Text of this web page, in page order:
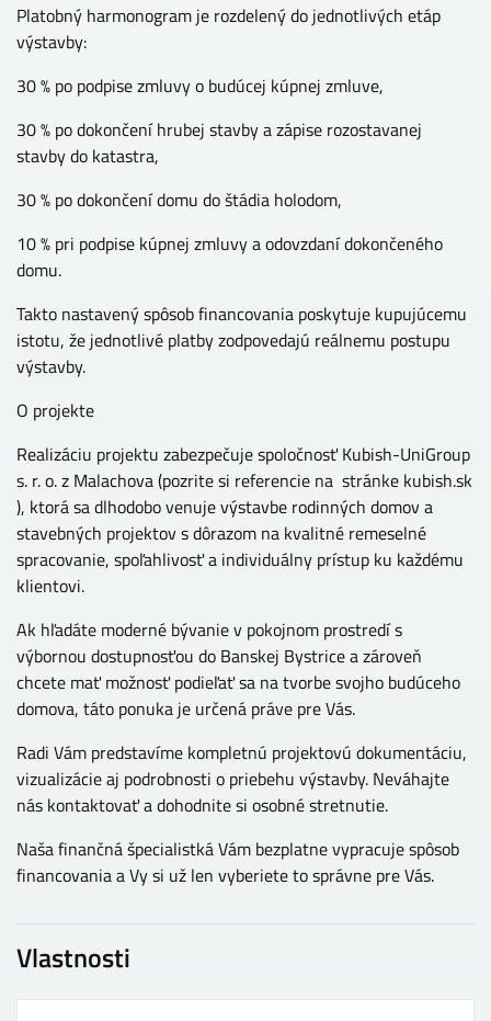
Platobný harmonogram je rozdelený do jednotlivých etáp
výstavby:
30 % po podpise zmluvy o budúcej kúpnej zmluve,
30 % po dokončení hrubej stavby a zápise rozostavanej
stavby do katastra,
30 % po dokončení domu do štádia holodom,
10 % pri podpise kúpnej zmluvy a odovzdaní dokončeného
domu.
Takto nastavený spôsob financovania poskytuje kupujúcemu
istotu, že jednotlivé platby zodpovedajú reálnemu postupu
výstavby.
O projekte
Realizáciu projektu zabezpečuje spoločnosť Kubish-UniGroup
s. r. o. z Malachova (pozrite si referencie na stránke kubish.sk
), ktorá sa dlhodobo venuje výstavbe rodinných domov a
stavebných projektov s dôrazom na kvalitné remeselné
spracovanie, spoľahlivosť a individuálny prístup ku každému
klientovi.
Ak hľadáte moderné bývanie v pokojnom prostredí s
výbornou dostupnosťou do Banskej Bystrice a zároveň
chcete mať možnosť podieľať sa na tvorbe svojho budúceho
domova, táto ponuka je určená práve pre Vás.
Radi Vám predstavíme kompletnú projektovú dokumentáciu,
vizualizácie aj podrobnosti o priebehu výstavby. Neváhajte
nás kontaktovať a dohodnite si osobné stretnutie.
Naša finančná špecialistká Vám bezplatne vypracuje spôsob
financovania a Vy si už len vyberiete to správne pre Vás.
Vlastnosti